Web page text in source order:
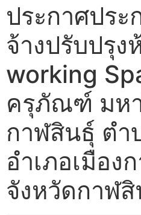
ประกาศประ
จ้างปรับปรุง
working
ครุภัณฑ์ มห
กาฬสินธุ์ ตำ
อำเภอเมือง
จังหวัดกาฬ